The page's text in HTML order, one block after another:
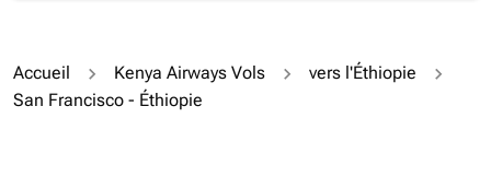
Accueil Kenya Airways Vols
vers l'Éthiopie
San Francisco - Éthiopie